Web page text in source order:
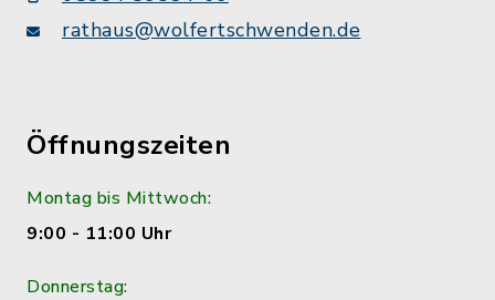
rathaus@wolfertschwenden.de
Öffnungszeiten
Montag bis Mittwoch:
9:00 - 11:00 Uhr
Donnerstag: